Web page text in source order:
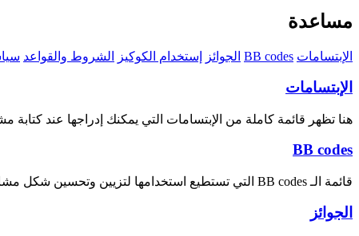
مساعدة
الإبتسامات BB codes الجوائز إستخدام الكوكيز الشروط والقواعد
الإبتسامات
هنا تظهر قائمة كاملة من الإبتسامات التي يمكنك إدراجها عند كتابة
BB codes
قائمة الـ BB codes التي تستطيع استخدامها لتزيين وتحسين شكل مشاركاتك. هذه الصفحة تحتوي على قائمة بجميع الـ BB codes المتوفرة.
الجوائز